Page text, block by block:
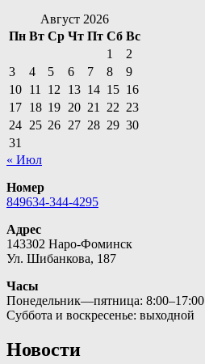
Август 2026
Пн Вт Ср Чт Пт Сб Вс
1
2
3
4 5 6 7 8
9
10 11 12 13 14 15 16
17 18 19 20 21 22 23
24 25 26 27 28 29 30
31
« Июл
Номер
849634-344-4295
Адрес
143302 Наро-Фоминск
Ул. Шибанкова, 187
Часы
Понедельник—пятница: 8:00–17:00
Суббота и воскресенье: выходной
Новости